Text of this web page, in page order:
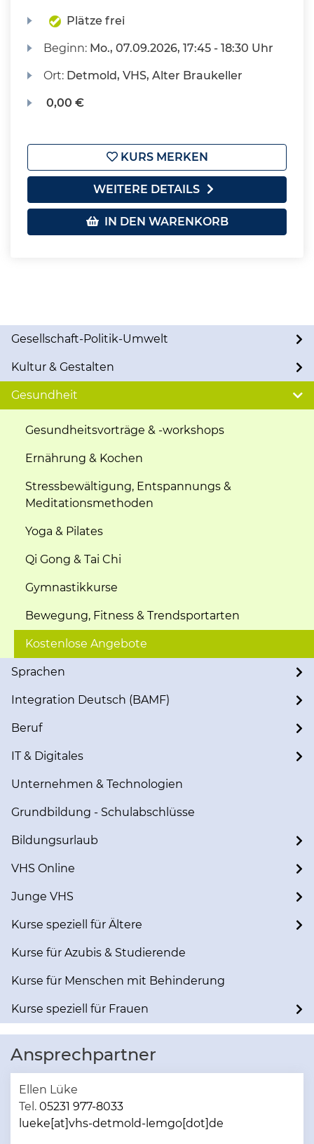
Plätze frei
Beginn: Mo., 07.09.2026, 17:45 - 18:30 Uhr
Ort: Detmold, VHS, Alter Braukeller
0,00 €
KURS MERKEN
WEITERE DETAILS
IN DEN WARENKORB
Gesellschaft-Politik-Umwelt
Kultur & Gestalten
Gesundheit
Gesundheitsvorträge & -workshops
Ernährung & Kochen
Stressbewältigung, Entspannungs &
Meditationsmethoden
Yoga & Pilates
Qi Gong & Tai Chi
Gymnastikkurse
Bewegung, Fitness & Trendsportarten
Kostenlose Angebote
Sprachen
Integration Deutsch (BAMF)
Beruf
IT & Digitales
Unternehmen & Technologien
Grundbildung - Schulabschlüsse
Bildungsurlaub
VHS Online
Junge VHS
Kurse speziell für Ältere
Kurse für Azubis & Studierende
Kurse für Menschen mit Behinderung
Kurse speziell für Frauen
Ansprechpartner
Ellen Lüke
Tel. 05231 977-8033
lueke[at]vhs-detmold-lemgo[dot]de